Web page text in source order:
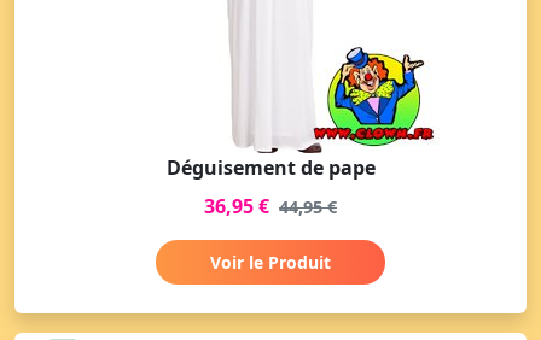
Déguisement de pape
36,95 € 44,95 €
Voir le Produit